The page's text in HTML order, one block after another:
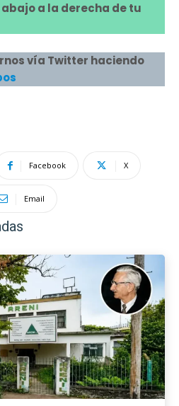
a la derecha de tu
vía Twitter haciendo
Facebook X
Email